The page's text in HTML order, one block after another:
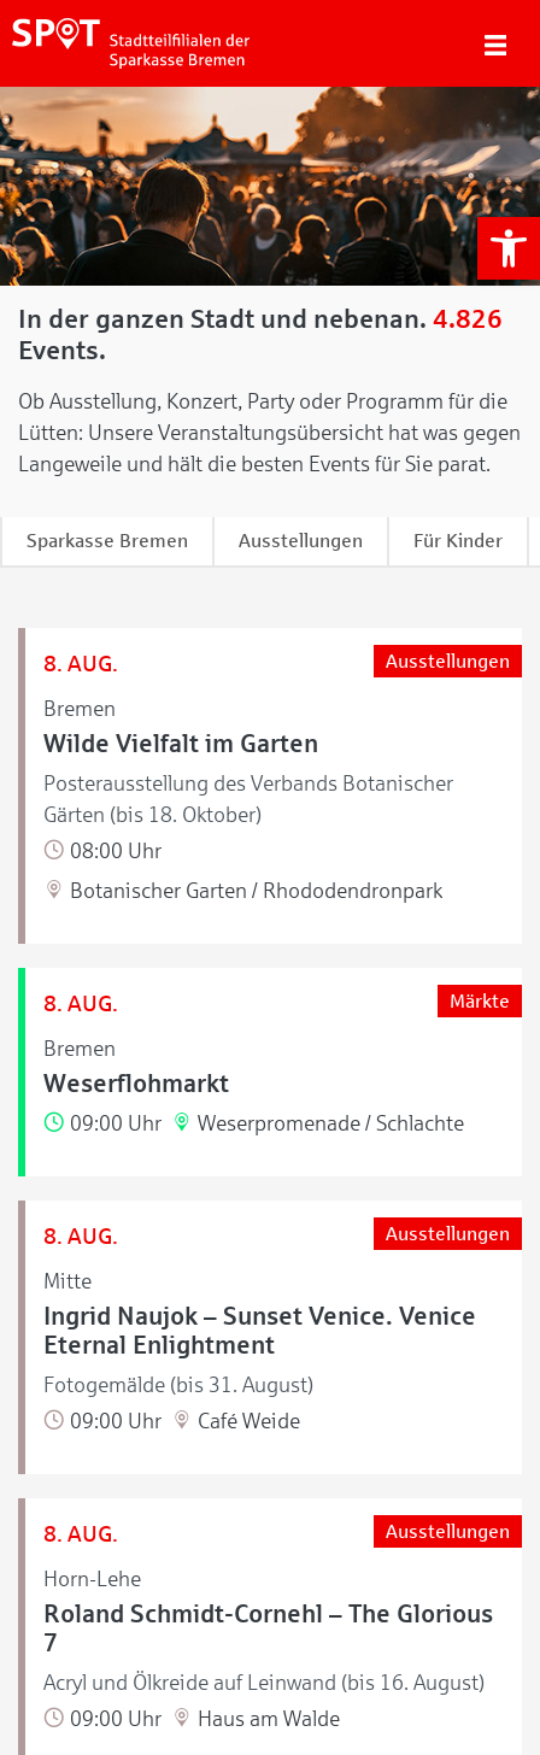
In der ganzen Stadt und nebenan. 4.826
Events.
Ob Ausstellung, Konzert, Party oder Programm für die
Lütten: Unsere Veranstaltungsübersicht hat was gegen
Langeweile und hält die besten Events für Sie parat.
Sparkasse Bremen Ausstellungen Für Kinder
8. AUG.
Bremen
Ausstellungen
Wilde Vielfalt im Garten
Posterausstellung des Verbands Botanischer
Gärten (bis 18. Oktober)
08:00 Uhr
Botanischer Garten / Rhododendronpark
8. AUG.
Bremen
Märkte
Weserflohmarkt
09:00 Uhr Weserpromenade / Schlachte
8. AUG.
Mitte
Ausstellungen
Ingrid Naujok – Sunset Venice. Venice
Eternal Enlightment
Fotogemälde (bis 31. August)
09:00 Uhr
Café Weide
8. AUG.
Horn-Lehe
Ausstellungen
Roland Schmidt-Cornehl – The Glorious
7
Acryl und Ölkreide auf Leinwand (bis 16. August)
09:00 Uhr
Haus am Walde